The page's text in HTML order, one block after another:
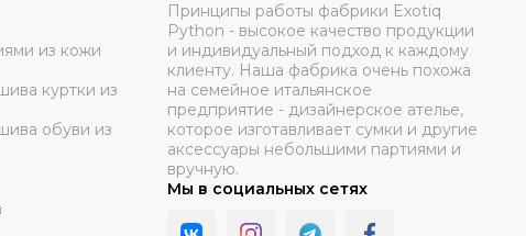
из кожи
куртки из
обуви из
Принципы работы фабрики Exotiq
Python - высокое качество продукции
и индивидуальный подход к каждому
клиенту. Наша фабрика очень похожа
на семейное итальянское
предприятие - дизайнерское ателье,
которое изготавливает сумки и другие
аксессуары небольшими партиями и
вручную.
Мы в социальных сетях